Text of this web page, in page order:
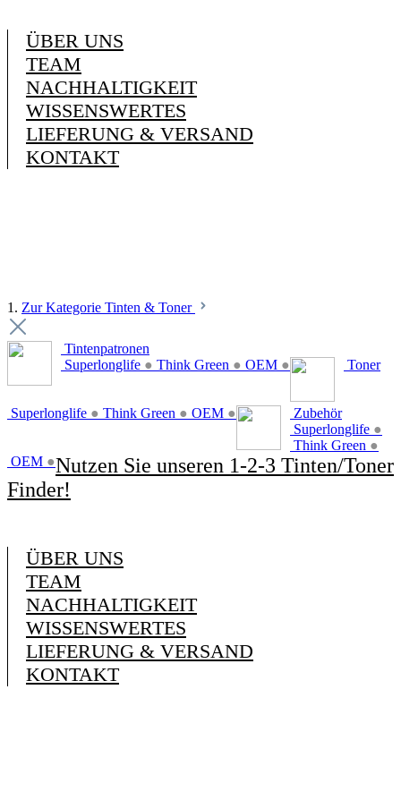
ÜBER UNS
TEAM
NACHHALTIGKEIT
WISSENSWERTES
LIEFERUNG & VERSAND
KONTAKT
1. Zur Kategorie Tinten & Toner
Tintenpatronen
Superlonglife ● Think Green ● OEM ● Toner
Superlonglife ● Think Green ● OEM ●
Zubehör
Superlonglife ●
Think Green ●
OEM ●Nutzen Sie unseren 1-2-3 Tinten/Toner
Finder!
ÜBER UNS
TEAM
NACHHALTIGKEIT
WISSENSWERTES
LIEFERUNG & VERSAND
KONTAKT